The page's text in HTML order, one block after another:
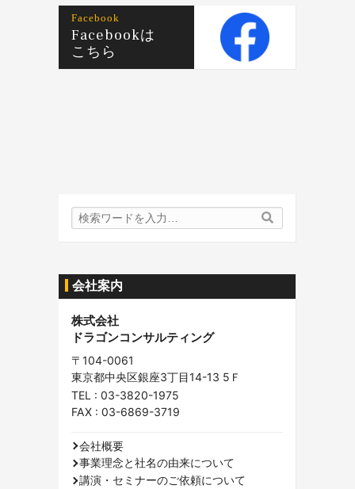
Facebook
Facebookは
こちら
検
索
会社案内
株式会社
ドラゴンコンサルティング
〒104-0061
東京都中央区銀座3丁目14-13 5Ｆ
TEL : 03-3820-1975
FAX : 03-6869-3719
会社概要
事業理念と社名の由来について
講演・セミナーのご依頼について